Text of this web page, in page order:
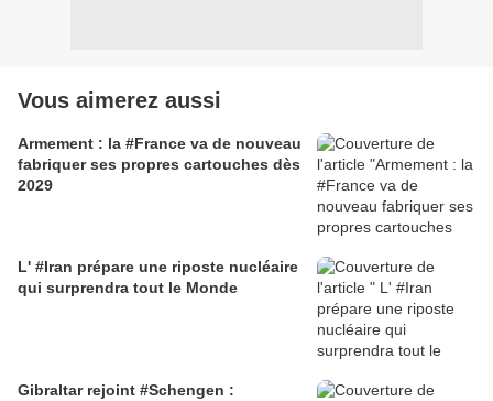
Vous aimerez aussi
Armement : la #France va de nouveau
fabriquer ses propres cartouches dès
2029
L' #Iran prépare une riposte nucléaire
qui surprendra tout le Monde
Gibraltar rejoint #Schengen :